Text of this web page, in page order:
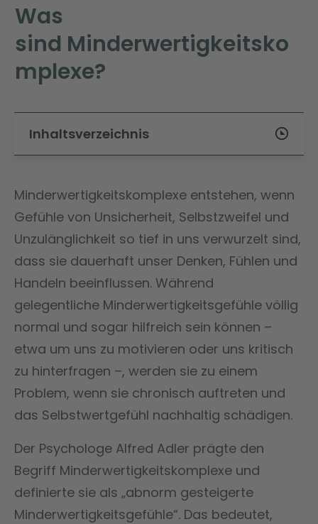
Was
sind Minderwertigkeitsko
mplexe?
Inhaltsverzeichnis
Minderwertigkeitskomplexe entstehen, wenn
Gefühle von Unsicherheit, Selbstzweifel und
Unzulänglichkeit so tief in uns verwurzelt sind,
dass sie dauerhaft unser Denken, Fühlen und
Handeln beeinflussen. Während
gelegentliche Minderwertigkeitsgefühle völlig
normal und sogar hilfreich sein können –
etwa um uns zu motivieren oder uns kritisch
zu hinterfragen –, werden sie zu einem
Problem, wenn sie chronisch auftreten und
das Selbstwertgefühl nachhaltig schädigen.
Der Psychologe Alfred Adler prägte den
Begriff Minderwertigkeitskomplexe und
definierte sie als „abnorm gesteigerte
Minderwertigkeitsgefühle“. Das bedeutet,